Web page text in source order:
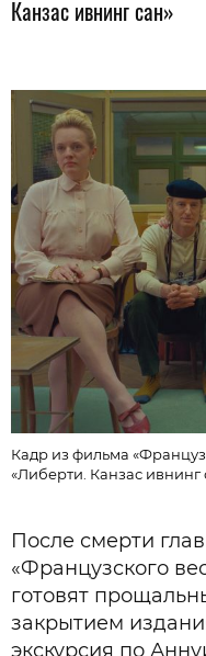
Канзас ивнинг сан»
Кадр из фильма
«Либерти. Канзас ивнинг
После смерти
«Французского
готовят
закрытием
экскурсия по